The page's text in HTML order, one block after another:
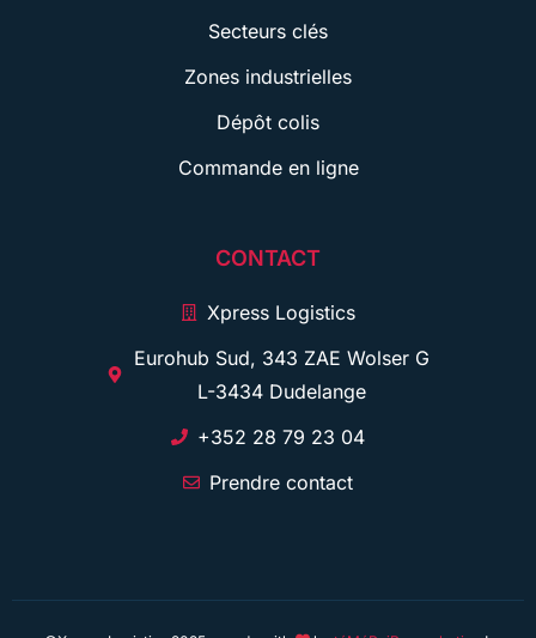
Secteurs clés
Zones industrielles
Dépôt colis
Commande en ligne
CONTACT
Xpress Logistics
Eurohub Sud, 343 ZAE Wolser G
L-3434 Dudelange
+352 28 79 23 04
Prendre contact